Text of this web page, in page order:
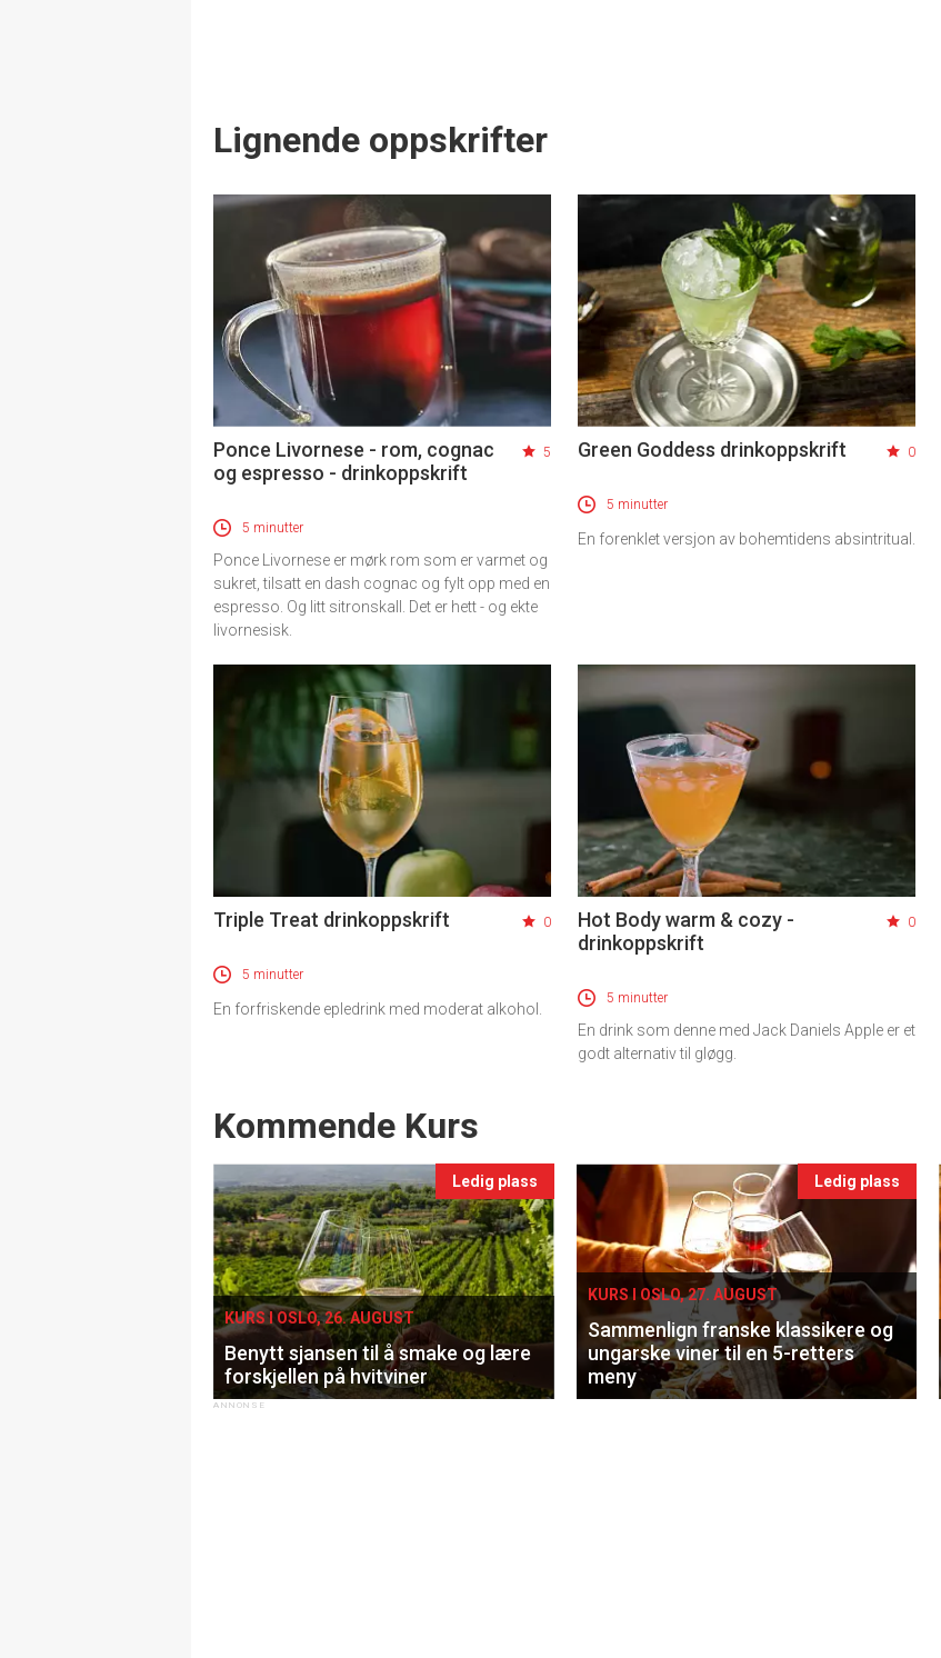
Lignende oppskrifter
Ponce Livornese - rom, cognac
og espresso - drinkoppskrift
5
5 minutter
Ponce Livornese er mørk rom som er varmet og
sukret, tilsatt en dash cognac og fylt opp med en
espresso. Og litt sitronskall. Det er hett - og ekte
livornesisk.
Green Goddess drinkoppskrift 0
5 minutter
En forenklet versjon av bohemtidens absintritual.
Triple Treat drinkoppskrift 0
5 minutter
En forfriskende epledrink med moderat alkohol.
Hot Body warm & cozy -
drinkoppskrift
0
5 minutter
En drink som denne med Jack Daniels Apple er et
godt alternativ til gløgg.
Events
Kommende Kurs
Ledig plass
KURS I OSLO, 26. AUGUST
Benytt sjansen til å smake og lære
forskjellen på hvitviner
Ledig plass
KURS I OSLO, 27. AUGUST
Sammenlign franske klassikere og
ungarske viner til en 5-retters
meny